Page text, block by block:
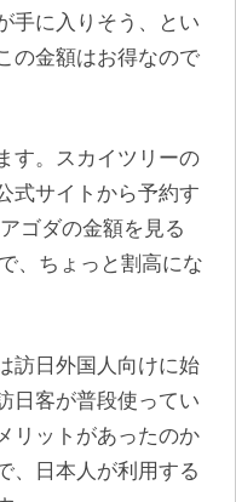
手に入りそう、とい
の金額はお得なので
す。スカイツリーの
式サイトから予約す
ゴダの金額を見る
、ちょっと割高にな
訪日外国人向けに始
日客が普段使ってい
リットがあったのか
、日本人が利用する